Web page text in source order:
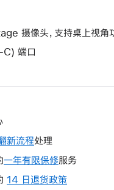
摄像头，支持桌上视角
端口
新流程处理
一年有限保修此
操
服务
14 日退货政策